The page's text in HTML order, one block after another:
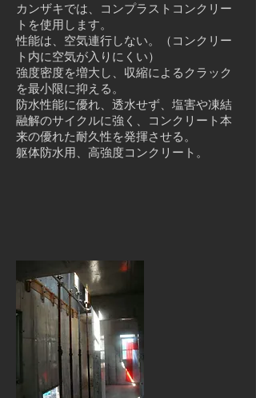
カンザキでは、コンプラストコンクリー
トを使用します。
性能は、空気連行しない。（コンクリー
ト内に空気が入りにくい）
強度密度を増大し、収縮によるクラック
を最小限に抑える。
防水性能に優れ、透水せず、塩害や凍結
融解のサイクルに強く、コンクリート本
来の優れた耐久性を発揮させる。
躯体防水用、高強度コンクリート。